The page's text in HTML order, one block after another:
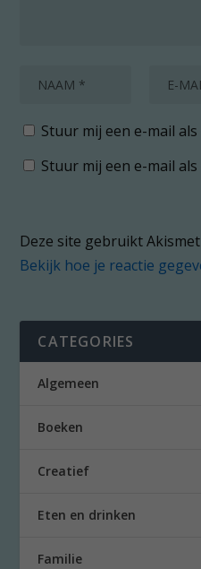
Stuur mij een e-mail
Stuur mij een e-mail
Deze site gebruikt
Bekijk hoe je reactie
CATEGORIES
Algemeen
Boeken
Creatief
Eten en drinken
Familie